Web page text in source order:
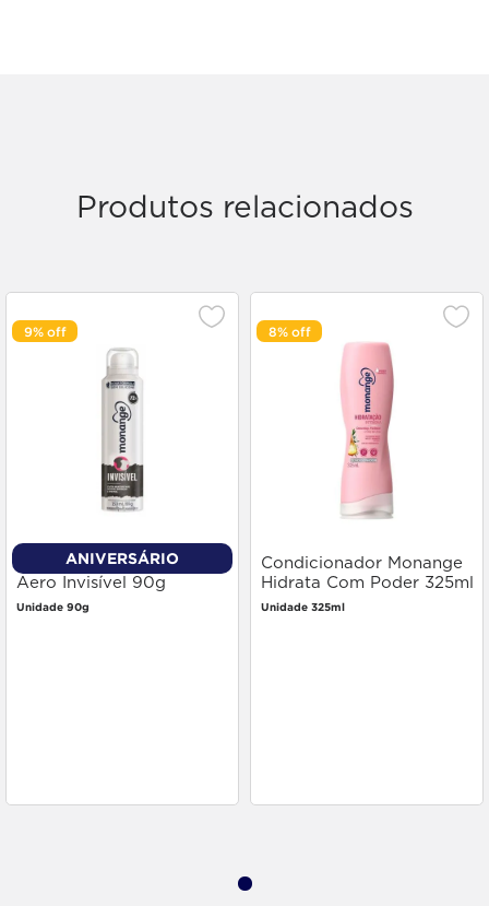
Produtos relacionados
9%
ANIVERSÁRIO
Desodorante Monange
Aero Invisível 90g
Unidade 90g
8%
Condicionador Monange
Hidrata Com Poder 325ml
Unidade 325ml